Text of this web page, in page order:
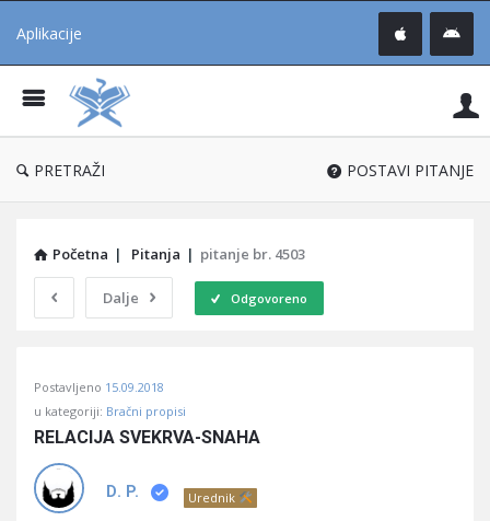
Aplikacije
®
PRETRAŽI POSTAVI PITANJE
Početna | Pitanja | pitanje br. 4503
Dalje Odgovoreno
Učene
Latest
Pitanja
Postavljeno 15.09.2018
u kategoriji: Bračni propisi
RELACIJA SVEKRVA-SNAHA
D. P. Urednik